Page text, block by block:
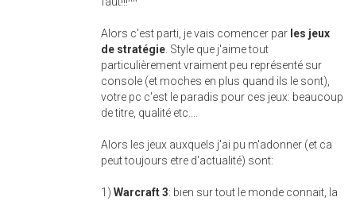
Alors c'est parti, je vais comencer par les jeux
de stratégie . Style que j'aime tout
particulièrement vraiment peu représenté sur
console (et moches en plus quand ils le sont),
votre pc c'est le paradis pour ces jeux: beaucoup
de titre, qualité etc....
Alors les jeux auxquels j'ai pu m'adonner (et ca
peut toujours etre d'actualité) sont:
1) Warcraft 3: bien sur tout le monde connait, la